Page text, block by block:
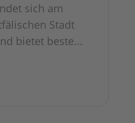
sich am
Stadt
bietet beste...